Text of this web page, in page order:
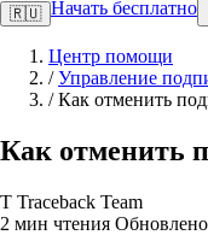
🇷🇺 Начать бесплатно
Центр помощи
/Управление
/Как отменить
Как отменить
T Traceback Team
2 мин чтения